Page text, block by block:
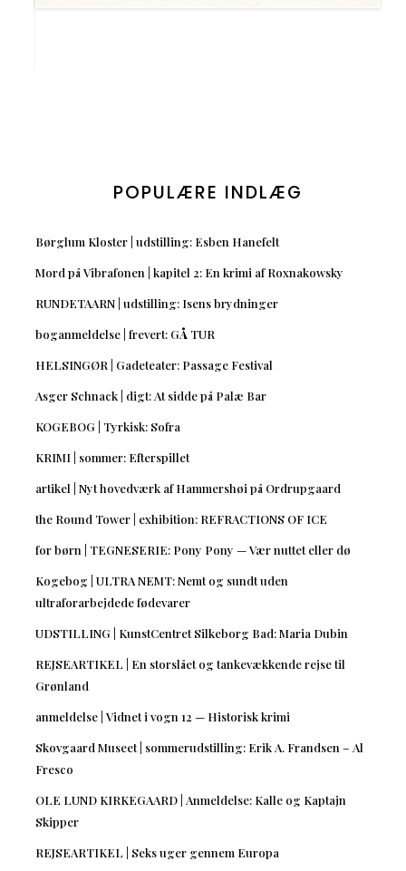
POPULÆRE INDLÆG
Børglum Kloster | udstilling: Esben Hanefelt
Mord på Vibrafonen | kapitel 2: En krimi af Roxnakowsky
RUNDETAARN | udstilling: Isens brydninger
boganmeldelse | frevert: GÅ TUR
HELSINGØR | Gadeteater: Passage Festival
Asger Schnack | digt: At sidde på Palæ Bar
KOGEBOG | Tyrkisk: Sofra
KRIMI | sommer: Efterspillet
artikel | Nyt hovedværk af Hammershøi på Ordrupgaard
the Round Tower | exhibition: REFRACTIONS OF ICE
for børn | TEGNESERIE: Pony Pony — Vær nuttet eller dø
Kogebog | ULTRA NEMT: Nemt og sundt uden
ultraforarbejdede fødevarer
UDSTILLING | KunstCentret Silkeborg Bad: Maria Dubin
REJSEARTIKEL | En storslået og tankevækkende rejse til
Grønland
anmeldelse | Vidnet i vogn 12 — Historisk krimi
Skovgaard Museet | sommerudstilling: Erik A. Frandsen – Al
Fresco
OLE LUND KIRKEGAARD | Anmeldelse: Kalle og Kaptajn
Skipper
REJSEARTIKEL | Seks uger gennem Europa